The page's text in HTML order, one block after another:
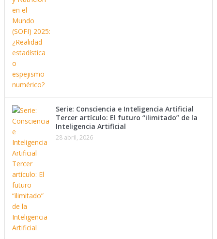
Serie: Consciencia e Inteligencia Artificial
Tercer artículo: El futuro “ilimitado” de la
Inteligencia Artificial
28 abril, 2026